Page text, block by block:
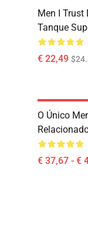
Men I Trust
Tanque
€ 22,49
O Único
€ 37,67 - €